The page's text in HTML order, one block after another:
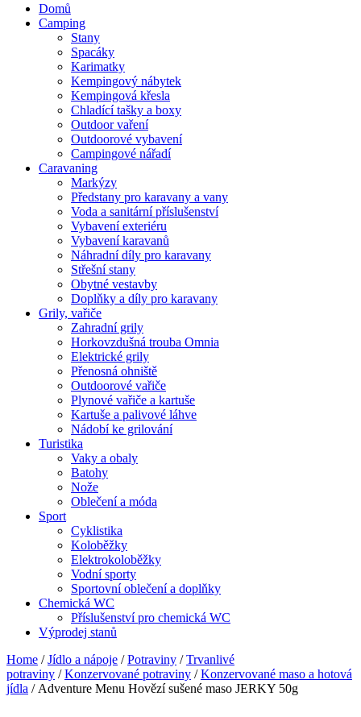
Domů
Camping
Stany
Spacáky
Karimatky
Kempingový nábytek
Kempingová křesla
Chladící tašky a boxy
Outdoor vaření
Outdoorové vybavení
Campingové nářadí
Caravaning
Markýzy
Předstany pro karavany a vany
Voda a sanitární příslušenství
Vybavení exteriéru
Vybavení karavanů
Náhradní díly pro karavany
Střešní stany
Obytné vestavby
Doplňky a díly pro karavany
Grily, vařiče
Zahradní grily
Horkovzdušná trouba Omnia
Elektrické grily
Přenosná ohniště
Outdoorové vařiče
Plynové vařiče a kartuše
Kartuše a palivové láhve
Nádobí ke grilování
Turistika
Vaky a obaly
Batohy
Nože
Oblečení a móda
Sport
Cyklistika
Koloběžky
Elektrokoloběžky
Vodní sporty
Sportovní oblečení a doplňky
Chemická WC
Příslušenství pro chemická WC
Výprodej stanů
Home /Jídlo a nápoje /Potraviny /Trvanlivé
potraviny /Konzervované potraviny /Konzervované maso a hotová
jídla / Adventure Menu Hovězí sušené maso JERKY 50g